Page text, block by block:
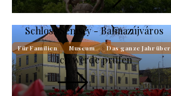
Schloss Semsey - Balmazújváros
Für Familien Museum Das ganze Jahr über
Ich werde prüfen